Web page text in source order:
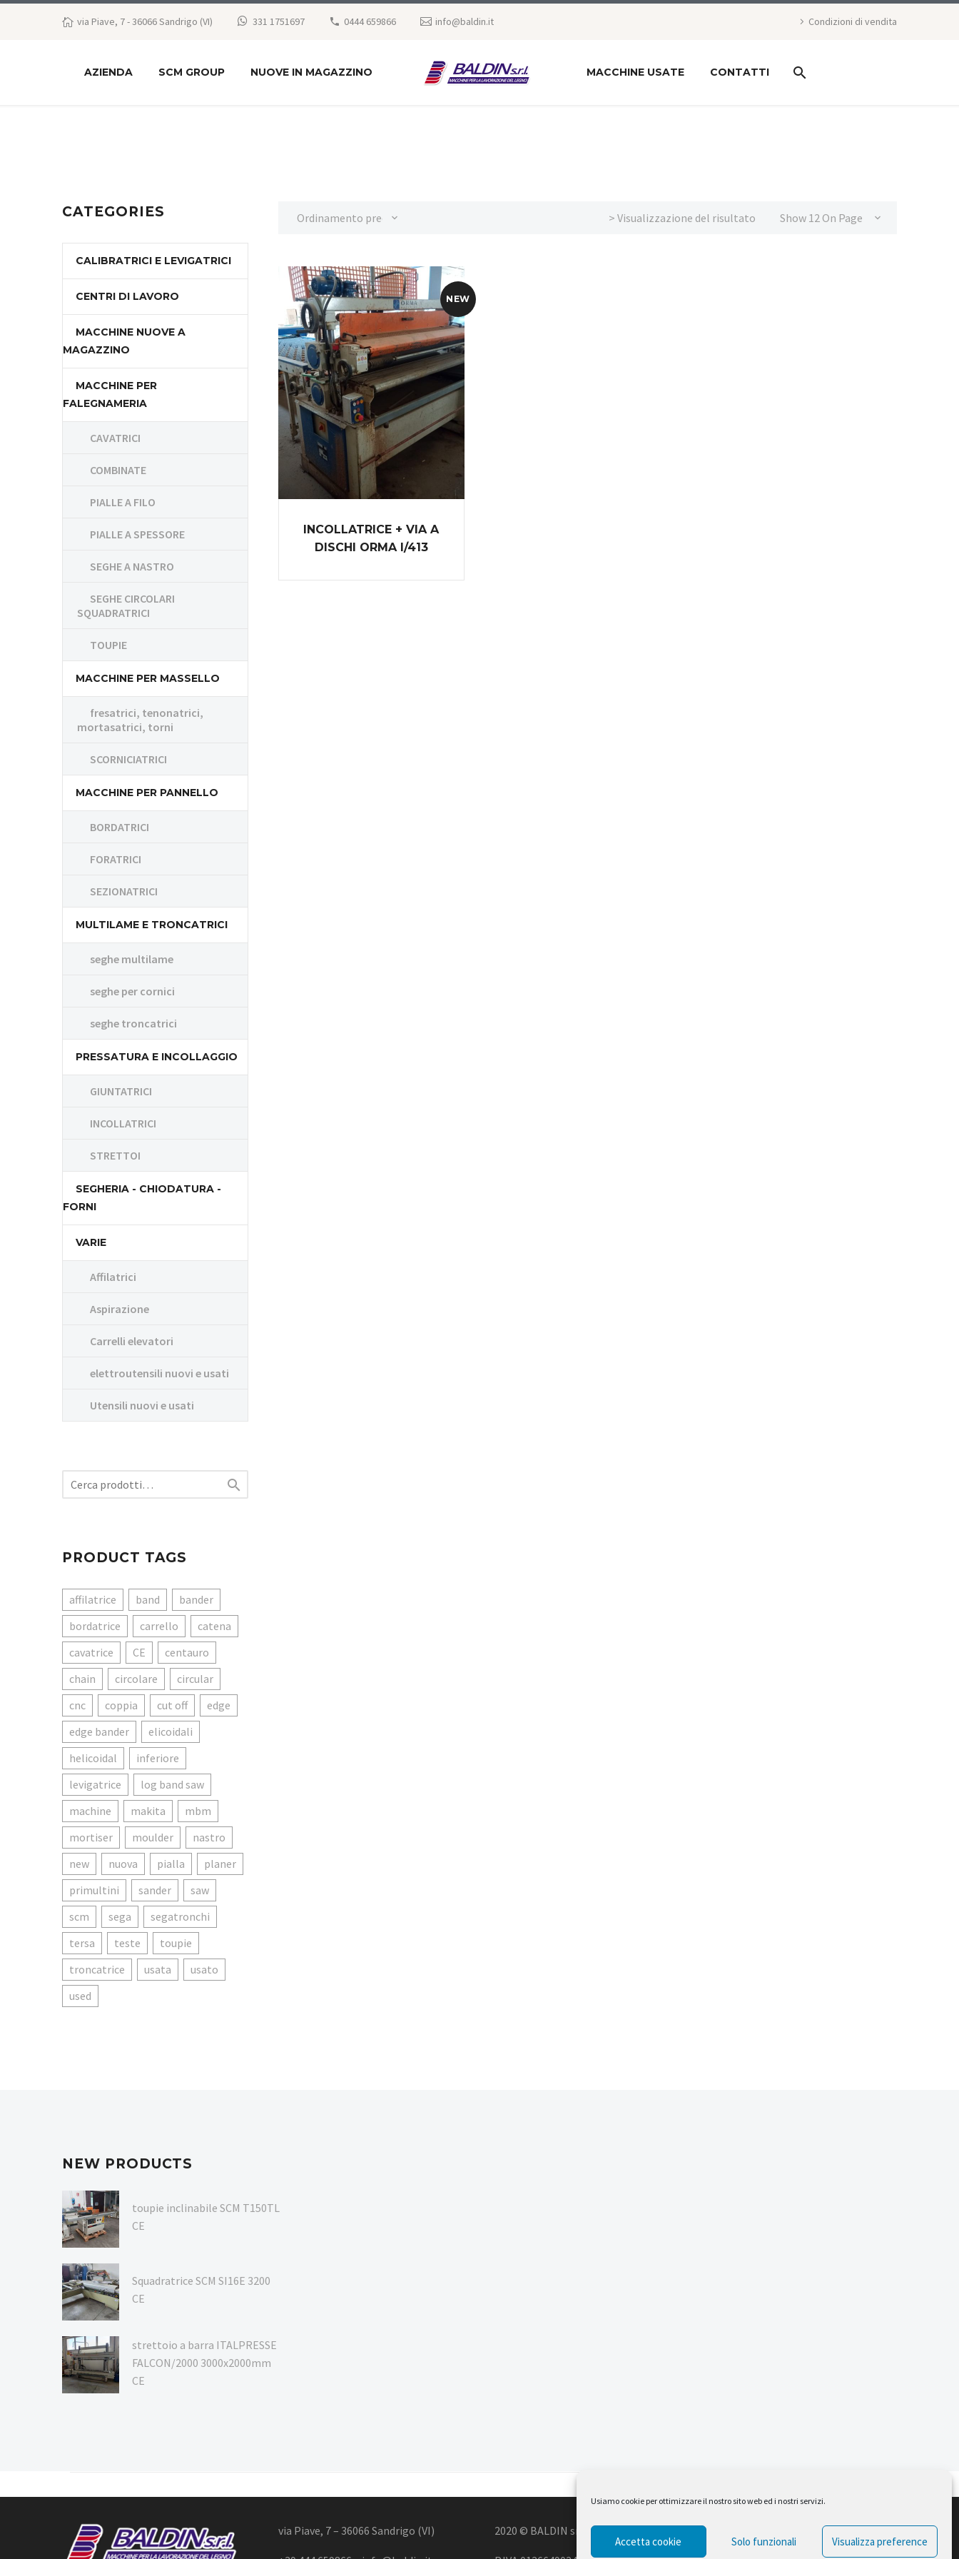
Usiamo cookie per ottimizzare il nostro sito web ed i nostri servizi.
Accetta cookie Solo funzionali Visualizza preference
via Piave, 7 - 36066 Sandrigo (VI) 331 1751697 0444 659866 info@baldin.it Condizioni di vendita
AZIENDA SCM GROUP NUOVE IN MAGAZZINO MACCHINE USATE CONTATTI
Ordinamento predefinito Show 12 On Page
> Visualizzazione del risultato
NEW
INCOLLATRICE + VIA A
DISCHI ORMA I/413
CATEGORIES
CALIBRATRICI E LEVIGATRICI
CENTRI DI LAVORO
MACCHINE NUOVE A
MAGAZZINO
MACCHINE PER
FALEGNAMERIA
CAVATRICI
COMBINATE
PIALLE A FILO
PIALLE A SPESSORE
SEGHE A NASTRO
SEGHE CIRCOLARI
SQUADRATRICI
TOUPIE
MACCHINE PER MASSELLO
fresatrici, tenonatrici,
mortasatrici, torni
SCORNICIATRICI
MACCHINE PER PANNELLO
BORDATRICI
FORATRICI
SEZIONATRICI
MULTILAME E TRONCATRICI
seghe multilame
seghe per cornici
seghe troncatrici
PRESSATURA E INCOLLAGGIO
GIUNTATRICI
INCOLLATRICI
STRETTOI
SEGHERIA - CHIODATURA -
FORNI
VARIE
Affilatrici
Aspirazione
Carrelli elevatori
elettroutensili nuovi e usati
Utensili nuovi e usati

PRODUCT TAGS
affilatrice band
bander
bordatrice
carrello
catena
cavatrice
CE
centauro
chain
circolare
circular
cnc
coppia cut off
edge
edge bander
elicoidali
helicoidal
inferiore
levigatrice
log band saw
machine
makita
mbm
mortiser
moulder
nastro
new
nuova pialla
planer
primultini
sander
saw
scm
sega
segatronchi
tersa
teste
toupie
troncatrice
usata
usato
used
NEW PRODUCTS
toupie inclinabile SCM T150TL
CE
Squadratrice SCM SI16E 3200
CE
strettoio a barra ITALPRESSE
FALCON/2000 3000x2000mm
CE
via Piave, 7 – 36066 Sandrigo (VI) 2020 © BALDIN srl Design by Ferruccio Lindaver